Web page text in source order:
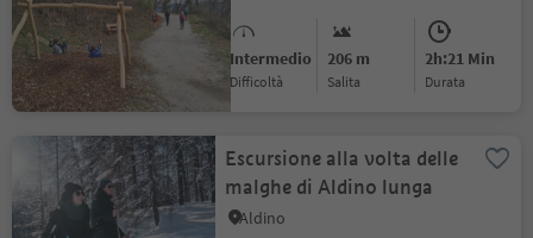
Intermedio
Difficoltà
206 m
Salita
2h:21 Min
durata
Escursione alla volta delle
malghe di Aldino lunga
Aldino